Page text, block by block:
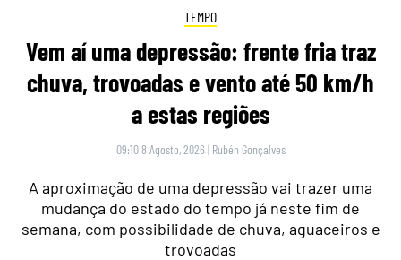
TEMPO
Vem aí uma depressão: frente fria traz
chuva, trovoadas e vento até 50 km/h
a estas regiões
09:10 8 Agosto, 2026 | Rubén Gonçalves
A aproximação de uma depressão vai trazer uma
mudança do estado do tempo já neste fim de
semana, com possibilidade de chuva, aguaceiros e
trovoadas